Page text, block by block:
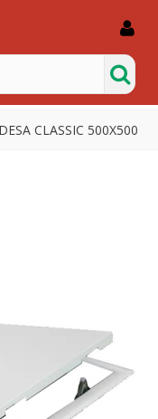
CLASSIC 500X500